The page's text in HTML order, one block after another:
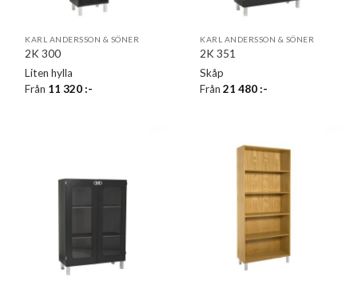
KARL ANDERSSON & SÖNER
2K 300
Liten hylla
Från 11 320:-
KARL ANDERSSON & SÖNER
2K 351
Skåp
Från21 480:-